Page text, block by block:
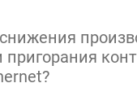
пригорания